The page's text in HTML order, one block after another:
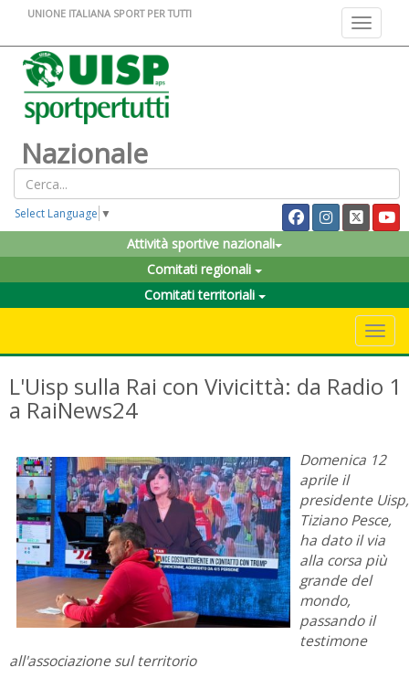
Toggle
UNIONE ITALIANA SPORT PER TUTTI
Nazionale
Select Language ▼
Attività sportive nazionali
Comitati regionali
Comitati territoriali
L'Uisp sulla Rai con Vivicittà: da Radio 1
a RaiNews24
Domenica 12
aprile il
presidente Uisp,
Tiziano Pesce,
ha dato il via
alla corsa più
grande del
mondo,
passando il
testimone
all'associazione sul territorio